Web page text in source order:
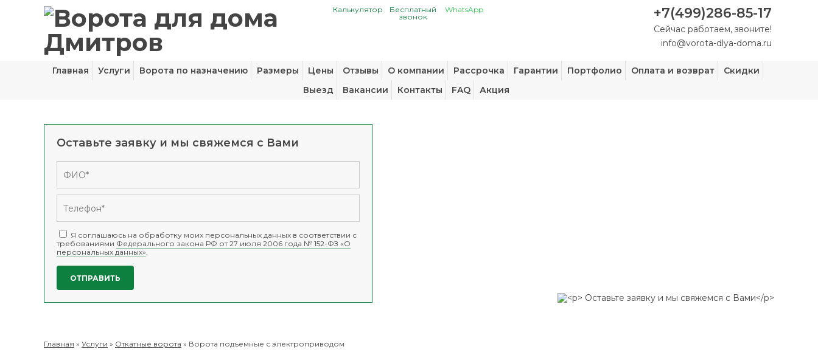
Калькулятор
Бесплатный
звонок
WhatsApp +7(499)286-85-17
Сейчас работаем, звоните!
info@vorota-dlya-doma.ru
Главная Услуги Ворота по назначению Размеры Цены Отзывы О компании Рассрочка Гарантии Портфолио Оплата и возврат
Скидки
Выезд
Вакансии Контакты FAQ Акция
Оставьте заявку и мы свяжемся с Вами
Я соглашаюсь на обработку моих персональных данных в соответствии с
требованиями Федерального закона РФ от 27 июля 2006 года № 152-ФЗ «О
персональных данных».
Главная » Услуги » Откатные ворота » Ворота подъемные с электроприводом